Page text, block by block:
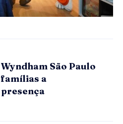
São Paulo
a